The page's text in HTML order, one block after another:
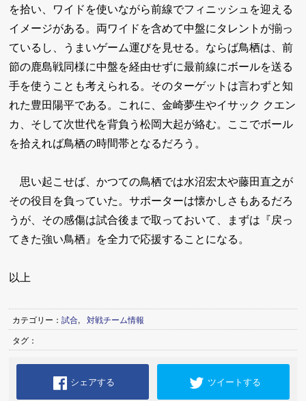
を拾い、ワイドを使いながら前線でフィニッシュを迎える
イメージがある。両ワイドを含めて中盤にタレントが揃っ
ているし、うまいゲーム運びを見せる。ならば鳥栖は、前
節の鹿島戦同様に中盤を経由せずに最前線にボールを送る
手を使うことも考えられる。そのターゲットは言わずと知
れた豊田陽平である。これに、金崎夢生やイサック クエン
カ、そして次世代を背負う松岡大起が絡む。ここでボール
を拾えれば鳥栖の時間帯となるだろう。
思い起こせば、かつての鳥栖では水沼宏太や藤田直之が
その役目を負っていた。サポーターは懐かしさもあるだろ
うが、その感傷は試合後まで取っておいて、まずは『戻っ
てきた強い鳥栖』を全力で応援することになる。
以上
カテゴリー：試合,
対戦チーム情報
タグ：
シェアする ツイートする